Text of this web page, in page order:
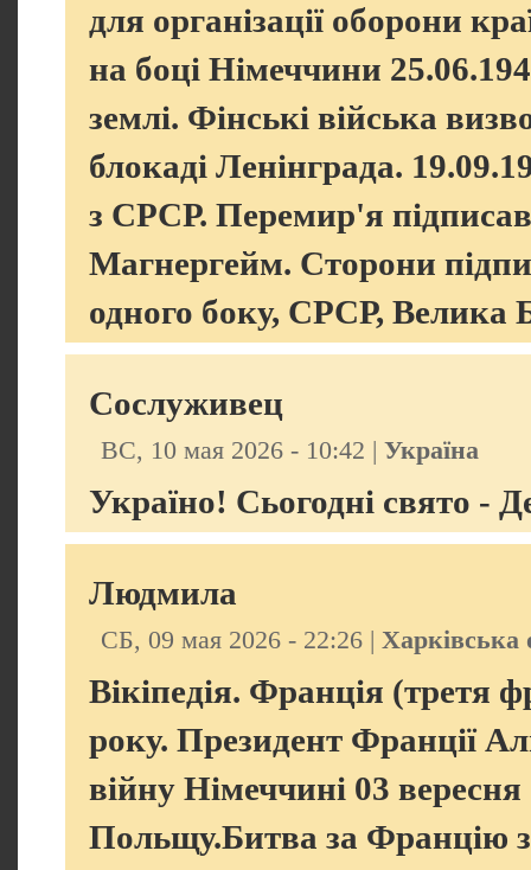
для організації оборони
на боці Німеччини
землі. Фінські війська
блокаді Ленінграда.
з СРСР. Перемир'я
Магнергейм. Сторони
одного боку, СРСР, Велика
Сослуживец
ВС, 10 мая 2026 - 10:42 | Україна
Україно! Сьогодні свято -
Людмила
СБ, 09 мая 2026 - 22:26 | Харківська
Вікіпедія. Франція (третя
року. Президент Франції
війну Німеччині 03
Польщу.Битва за Францію